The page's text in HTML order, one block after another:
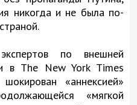
никогда и не была по-
по внешней
в The New York Times
«аннексией»
«мягкой